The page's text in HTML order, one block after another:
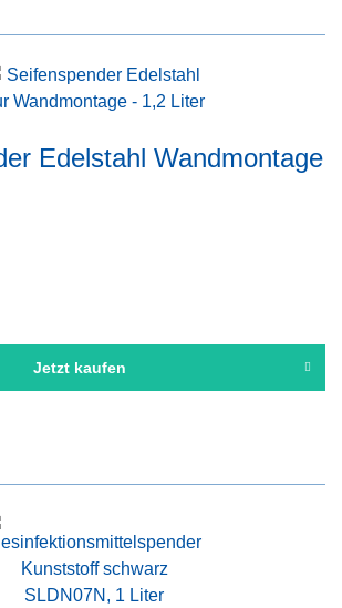
Edelstahl Wandmontage
Jetzt kaufen